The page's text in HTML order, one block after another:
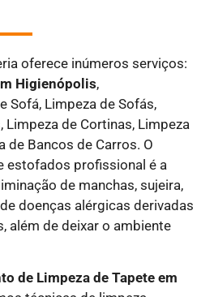
oferece inúmeros serviços:
Higienópolis,
Sofá, Limpeza de Sofás,
Limpeza de Cortinas, Limpeza
de Bancos de Carros. O
estofados profissional é a
de manchas, sujeira,
doenças alérgicas derivadas
além de deixar o ambiente
de Limpeza de Tapete em